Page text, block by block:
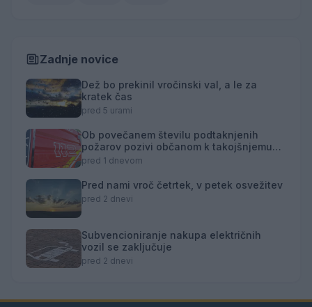
Zadnje novice
Dež bo prekinil vročinski val, a le za
kratek čas
pred 5 urami
Ob povečanem številu podtaknjenih
požarov pozivi občanom k takojšnjemu
obveščanju policije
pred 1 dnevom
Pred nami vroč četrtek, v petek osvežitev
pred 2 dnevi
Subvencioniranje nakupa električnih
vozil se zaključuje
pred 2 dnevi